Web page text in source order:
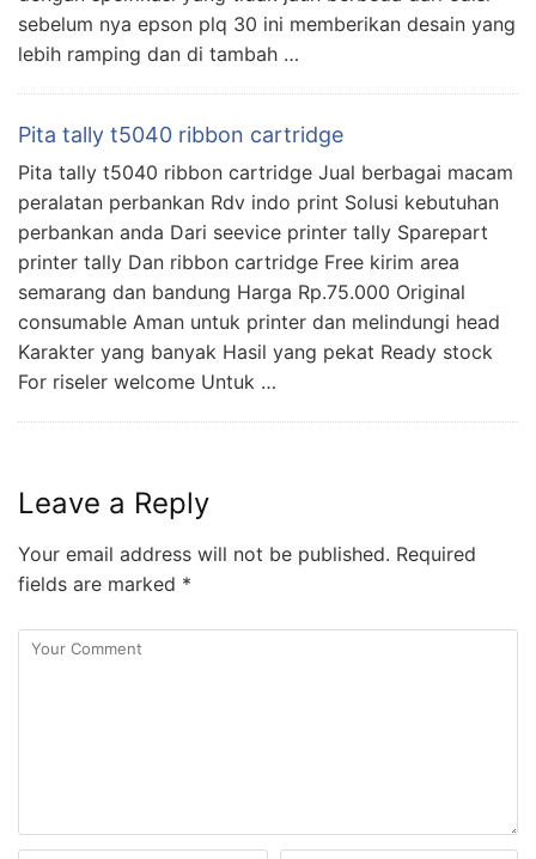
sebelum nya epson plq 30 ini memberikan desain yang
lebih ramping dan di tambah …
Pita tally t5040 ribbon cartridge
Pita tally t5040 ribbon cartridge Jual berbagai macam
peralatan perbankan Rdv indo print Solusi kebutuhan
perbankan anda Dari seevice printer tally Sparepart
printer tally Dan ribbon cartridge Free kirim area
semarang dan bandung Harga Rp.75.000 Original
consumable Aman untuk printer dan melindungi head
Karakter yang banyak Hasil yang pekat Ready stock
For riseler welcome Untuk …
Leave a Reply
Your email address will not be published. Required
fields are marked *